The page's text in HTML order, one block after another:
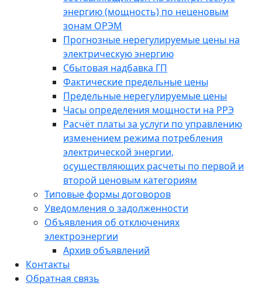
энергию (мощность) по неценовым
зонам ОРЭМ
Прогнозные нерегулируемые цены на
электрическую энергию
Сбытовая надбавка ГП
Фактические предельные цены
Предельные нерегулируемые цены
Часы определения мощности на РРЭ
Расчёт платы за услуги по управлению
изменением режима потребления
электрической энергии,
осуществляющих расчеты по первой и
второй ценовым категориям
Типовые формы договоров
Уведомления о задолженности
Объявления об отключениях
электроэнергии
Архив объявлений
Контакты
Обратная связь